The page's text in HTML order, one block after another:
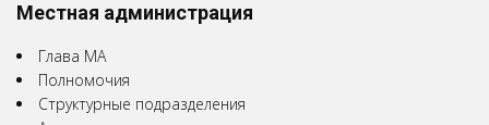
Местная администрация
Глава МА
Полномочия
Структурные подразделения